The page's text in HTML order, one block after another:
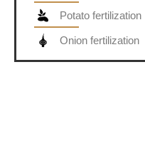
Potato fertilization
Onion fertilization